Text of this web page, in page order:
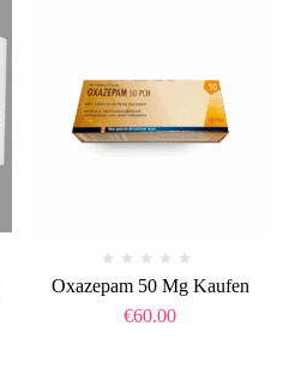
Oxazepam 50 Mg Kaufen
€60.00